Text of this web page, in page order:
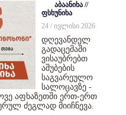
აბაანიხა //
ფსხუნიხა
24 / ივლისი 2026
დღევანდელ
გადაცემაში
ვისაუბრებთ
აშუბების
საგვარეულო
სალოცავზე -
აფხაზეთში ერთ-ერთ
ძეგლად მიიჩნევა.